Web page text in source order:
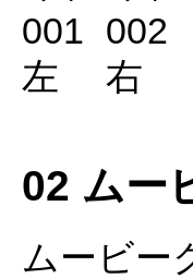
02 ムー
ムービー